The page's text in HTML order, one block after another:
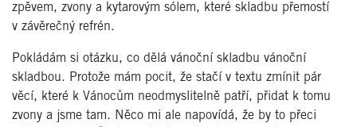
zpěvem, zvony a kytarovým sólem, které skladbu přemostí
v závěrečný refrén.
Pokládám si otázku, co dělá vánoční skladbu vánoční
skladbou. Protože mám pocit, že stačí v textu zmínit pár
věcí, které k Vánocům neodmyslitelně patří, přidat k tomu
zvony a jsme tam. Něco mi ale napovídá, že by to přeci